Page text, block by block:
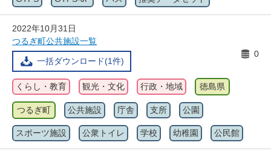
2022年10月31日
つるぎ町公共施設一覧
一括ダウンロード(1件)
0
くらし・教育 観光・文化 行政・地域 徳島県
つるぎ町 公共施設 庁舎 支所 公園
スポーツ施設 公衆トイレ 学校 幼稚園 公民館